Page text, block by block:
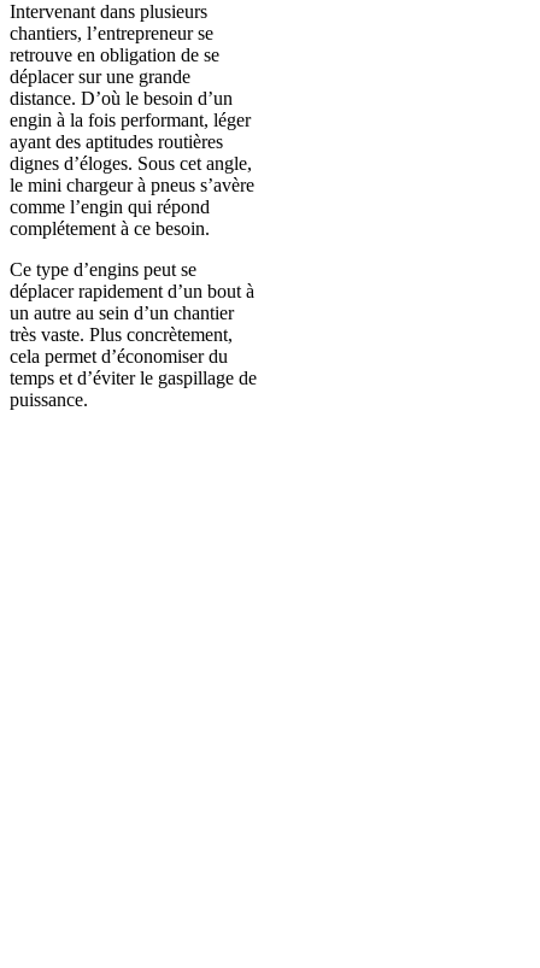
Intervenant dans plusieurs
chantiers, l’entrepreneur se
retrouve en obligation de se
déplacer sur une grande
distance. D’où le besoin d’un
engin à la fois performant, léger
ayant des aptitudes routières
dignes d’éloges. Sous cet angle,
le mini chargeur à pneus s’avère
comme l’engin qui répond
complétement à ce besoin.
Ce type d’engins peut se
déplacer rapidement d’un bout à
un autre au sein d’un chantier
très vaste. Plus concrètement,
cela permet d’économiser du
temps et d’éviter le gaspillage de
puissance.